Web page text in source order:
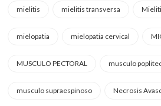
mielitis mielitis transversa
mielopatia mielopatia cervical
MUSCULO PECTORAL musculo
musculo supraespinoso Necrosis